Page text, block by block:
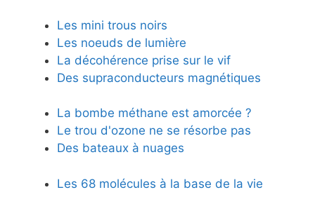
Les mini trous noirs
Les noeuds de lumière
La décohérence prise sur le vif
Des supraconducteurs magnétiques
La bombe méthane est amorcée ?
Le trou d'ozone ne se résorbe pas
Des bateaux à nuages
Les 68 molécules à la base de la vie